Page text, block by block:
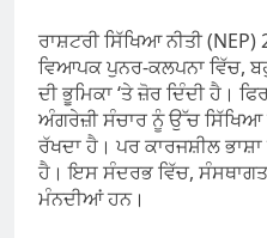
ਰਾਸ਼ਟਰੀ ਸਿੱਖਿਆ ਨੀਤੀ
ਵਿਆਪਕ ਪੁਨਰ-ਕਲਪਨਾ ਵਿੱਚ,
ਦੀ ਭੂਮਿਕਾ ‘ਤੇ ਜ਼ੋਰ ਦਿੰਦੀ ਹੈ।
ਅੰਗਰੇਜ਼ੀ ਸੰਚਾਰ ਨੂੰ ਉੱਚ ਸਿੱਖਿਆ
ਰੱਖਦਾ ਹੈ। ਪਰ ਕਾਰਜਸ਼ੀਲ
ਹੈ। ਇਸ ਸੰਦਰਭ ਵਿੱਚ,
ਮੰਨਦੀਆਂ ਹਨ।